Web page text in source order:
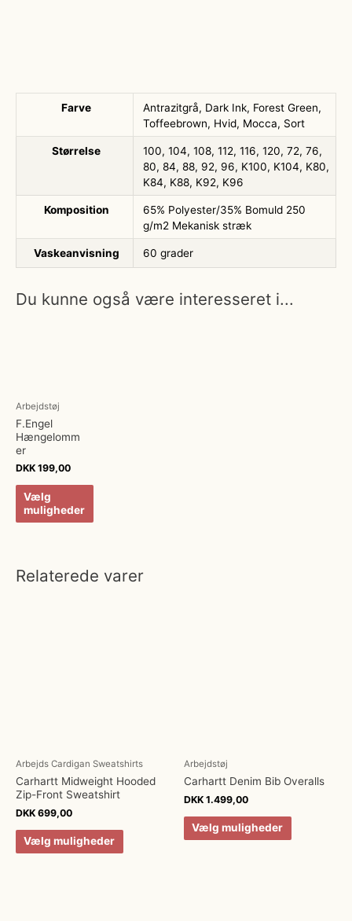
Farve
Antrazitgrå, Dark Ink, Forest Green,
Toffeebrown, Hvid, Mocca, Sort
Størrelse
100, 104, 108, 112, 116, 120, 72, 76,
80, 84, 88, 92, 96, K100, K104, K80,
K84, K88, K92, K96
Komposition
65% Polyester/35% Bomuld 250
g/m2 Mekanisk stræk
Vaskeanvisning 60 grader
Du kunne også være interesseret i...
Arbejdstøj
F.Engel
Hængelomm
er
DKK 199,00
Vælg
muligheder
Relaterede varer
Arbejds Cardigan Sweatshirts
Carhartt Midweight Hooded
Zip-Front Sweatshirt
DKK 699,00
Vælg muligheder
Arbejdstøj
Carhartt Denim Bib Overalls
DKK 1.499,00
Vælg muligheder